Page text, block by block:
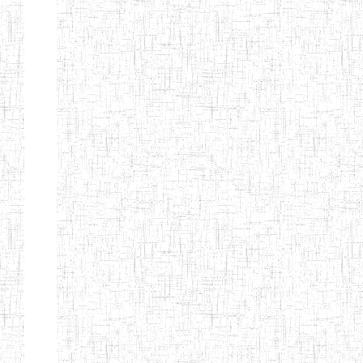
Début Préc. 1 2 3 4 5
6
Suivant
Fin
Etablissements
d'enseignement
secondaire
technique
et
professionnel